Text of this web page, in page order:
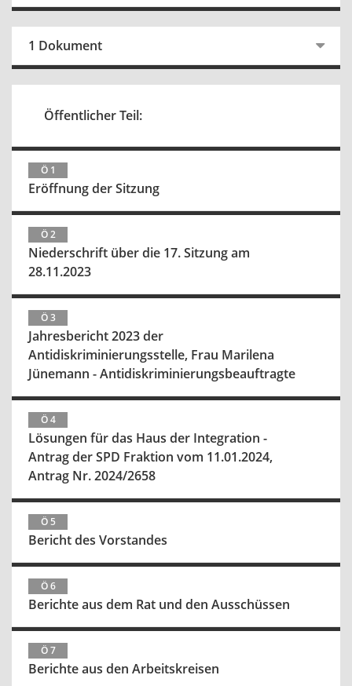
1 Dokument
Öffentlicher Teil:
Ö 1
Eröffnung der Sitzung
Ö 2
Niederschrift über die 17. Sitzung am
28.11.2023
Ö 3
Jahresbericht 2023 der
Antidiskriminierungsstelle, Frau Marilena
Jünemann - Antidiskriminierungsbeauftragte
Ö 4
Lösungen für das Haus der Integration -
Antrag der SPD Fraktion vom 11.01.2024,
Antrag Nr. 2024/2658
Ö 5
Bericht des Vorstandes
Ö 6
Berichte aus dem Rat und den Ausschüssen
Ö 7
Berichte aus den Arbeitskreisen